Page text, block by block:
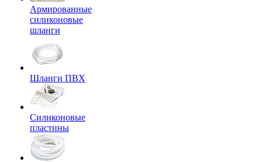
Армированные
силиконовые
шланги
Шланги ПВХ
Силиконовые
пластины